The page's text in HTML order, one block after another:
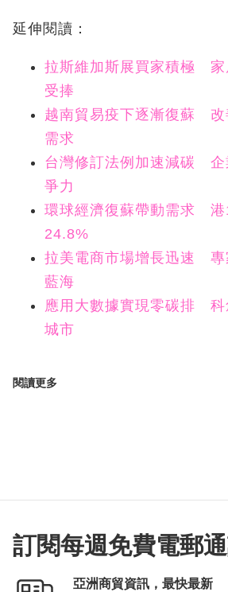
延伸閱讀：
拉斯維加斯展買家積極 家
受捧
越南貿易疫下逐漸復蘇 改
需求
台灣修訂法例加速減碳 企
爭力
環球經濟復蘇帶動需求 港
24.8%
拉美電商市場增長迅速 專
藍海
應用大數據實現零碳排 科
城市
閱讀更多
訂閱每週免費電郵
亞洲商貿資訊，最快最新